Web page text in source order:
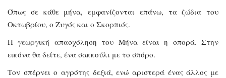
Όπως σε κάθε μήνα, εμφανίζονται επάνω, τα ζώδια του
Οκτωβρίου, ο Ζυγός και ο Σκορπιός.
Η γεωργική απασχόληση του Μήνα είναι η σπορά. Στην
εικόνα θα δείτε, ένα σακκούλι με το σπόρο.
Τον σπέρνει ο αγρότης δεξιά, ενώ αριστερά ένας άλλος με